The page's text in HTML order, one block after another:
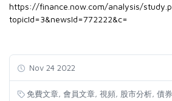
https://finance.now.com/analysis/
topicId=3&newsId=772222&c=
Nov 24 2022
免費文章 會員文章 視頻 股市分析 債券